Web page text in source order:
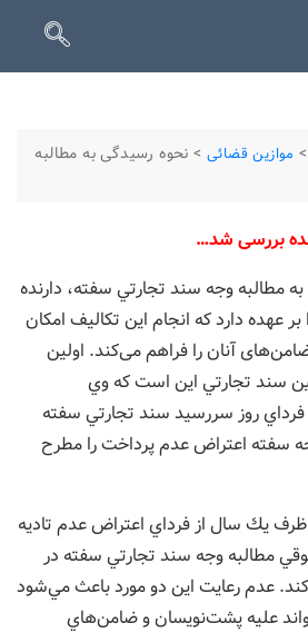
> موازین قضائی > نحوه رسیدگی به مطالبه
بررسی شد…
مطالبه وجه سند تجارتي سفته، دارنده
عهده دارد که انجام اين تكاليف امكان
آنان را فراهم می‌کند. اولين
سند تجارتي اين‌ است كه وي
ظرف 10 روز از فرداي روز سررسيد سند تجارتي سفته
سفته اعتراض عدم پرداخت را مطرح
يك سال از فرداي اعتراض عدم تاديه
مطالبه وجه سند تجارتي سفته در
عدم رعايت اين دو مورد باعث مي‌شود
عليه پشت‌نويسان و ضامن‌هاي